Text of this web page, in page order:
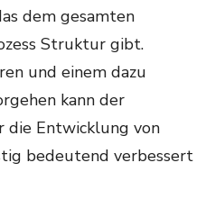
dem gesamten
Struktur gibt.
und einem dazu
kann der
die Entwicklung von
bedeutend verbessert